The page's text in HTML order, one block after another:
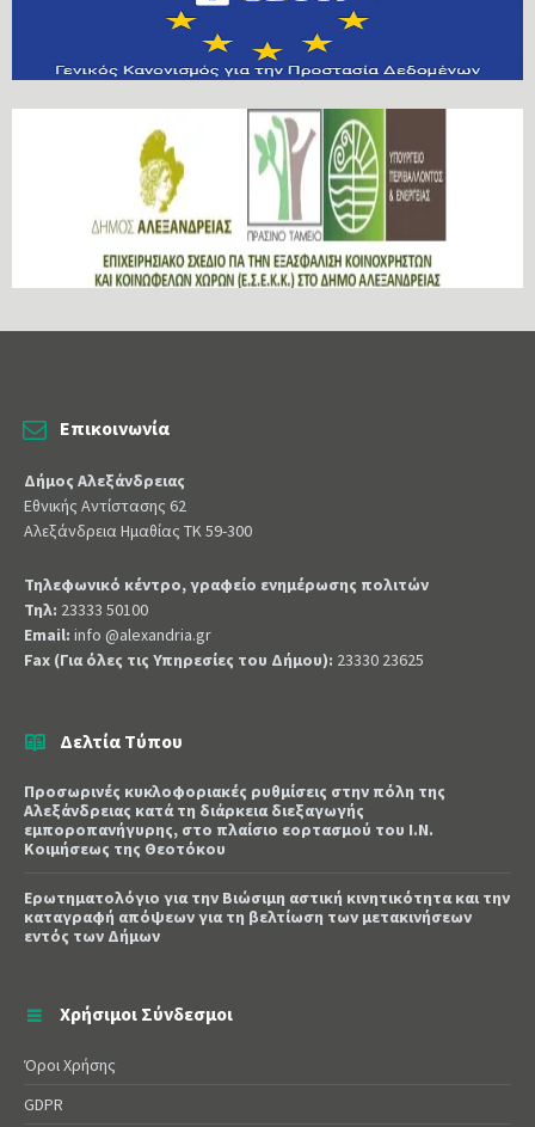
Επικοινωνία
Δήμος Αλεξάνδρειας
Εθνικής Αντίστασης 62
Αλεξάνδρεια Ημαθίας ΤΚ 59-300
Τηλεφωνικό κέντρο, γραφείο ενημέρωσης πολιτών
Τηλ: 23333 50100
Email: info @alexandria.gr
Fax (Για όλες τις Υπηρεσίες του Δήμου): 23330 23625
Δελτία Τύπου
Προσωρινές κυκλοφοριακές ρυθμίσεις στην πόλη της
Αλεξάνδρειας κατά τη διάρκεια διεξαγωγής
εμποροπανήγυρης, στο πλαίσιο εορτασμού του Ι.Ν.
Κοιμήσεως της Θεοτόκου
Ερωτηματολόγιο για την Βιώσιμη αστική κινητικότητα και την
καταγραφή απόψεων για τη βελτίωση των μετακινήσεων
εντός των Δήμων
Χρήσιμοι Σύνδεσμοι
Όροι Χρήσης
GDPR